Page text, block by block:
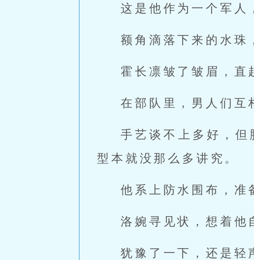
这是他作为一个军人
额角滴落下来的水珠
霍长凛皱了皱眉，直
在部队里，男人们互
手艺谈不上多好，但
型本就没那么多讲究。
他系上防水围布，准
洛婉寻见状，想着他
犹豫了一下，还是